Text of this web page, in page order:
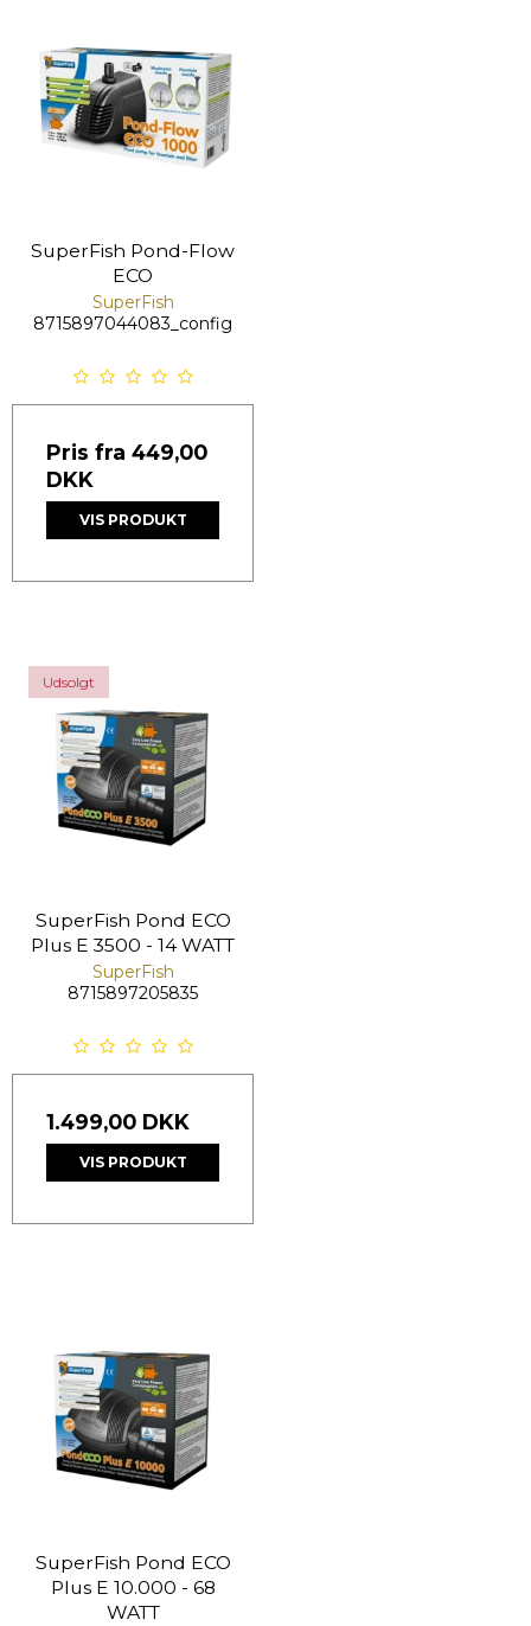
SuperFish Pond-Flow
ECO
SuperFish
8715897044083_config
Pris fra 449,00
DKK
VIS PRODUKT
Udsolgt
SuperFish Pond ECO
Plus E 3500 - 14 WATT
SuperFish
8715897205835
1.499,00 DKK
VIS PRODUKT
SuperFish Pond ECO
Plus E 10.000 - 68
WATT